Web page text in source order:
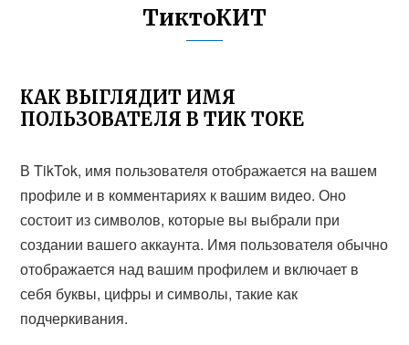
ТиктоКИТ
КАК ВЫГЛЯДИТ ИМЯ
ПОЛЬЗОВАТЕЛЯ В ТИК ТОКЕ
В TikTok, имя пользователя отображается на вашем
профиле и в комментариях к вашим видео. Оно
состоит из символов, которые вы выбрали при
создании вашего аккаунта. Имя пользователя обычно
отображается над вашим профилем и включает в
себя буквы, цифры и символы, такие как
подчеркивания.